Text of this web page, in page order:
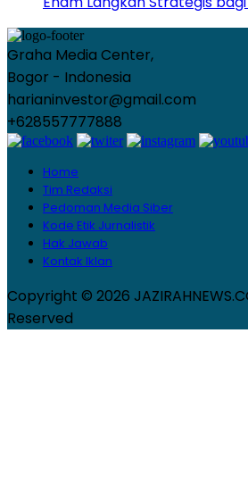
Graha Media Center,
Bogor - Indonesia
harianinvestor@gmail.com
+628557777888
Home
Tim Redaksi
Pedoman Media Siber
Kode Etik Jurnalistik
Hak Jawab
Kontak Iklan
Copyright © 2026
Reserved